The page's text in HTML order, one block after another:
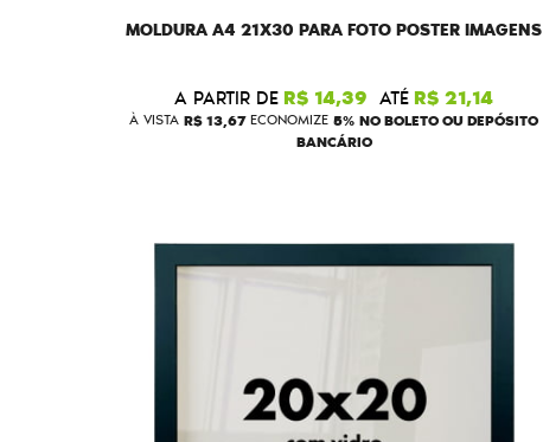
MOLDURA A4 21X30 PARA FOTO POSTER IMAGENS
A PARTIR DE R$ 14,39 ATÉ R$ 21,14
À VISTAR$ 13,67ECONOMIZE5% NO BOLETO OU DEPÓSITO
BANCÁRIO